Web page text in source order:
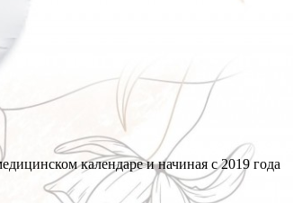
календаре и начиная с 2019 года